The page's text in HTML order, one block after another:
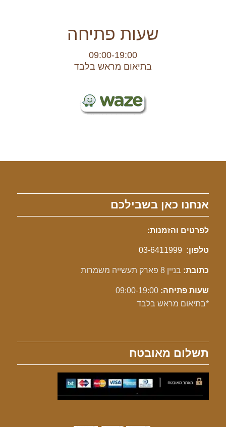
שעות פתיחה
09:00-19:00
בתיאום מראש בלבד
אנחנו כאן בשבילכם
לפרטים והזמנות:
טלפון: 03-6411999
כתובת: בניין 8 פארק תעשייה משמרות
שעות פתיחה:
*בתיאום מראש בלבד
תשלום מאובטח